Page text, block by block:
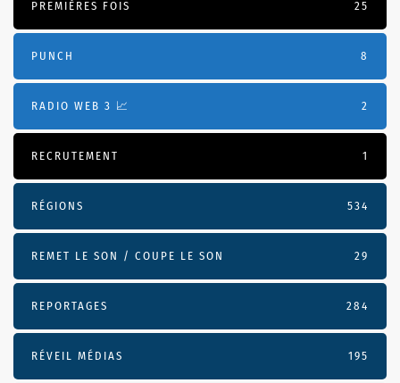
PREMIÈRES FOIS 25
PUNCH 8
RADIO WEB 3 📈 2
RECRUTEMENT 1
RÉGIONS 534
REMET LE SON / COUPE LE SON 29
REPORTAGES 284
RÉVEIL MÉDIAS 195